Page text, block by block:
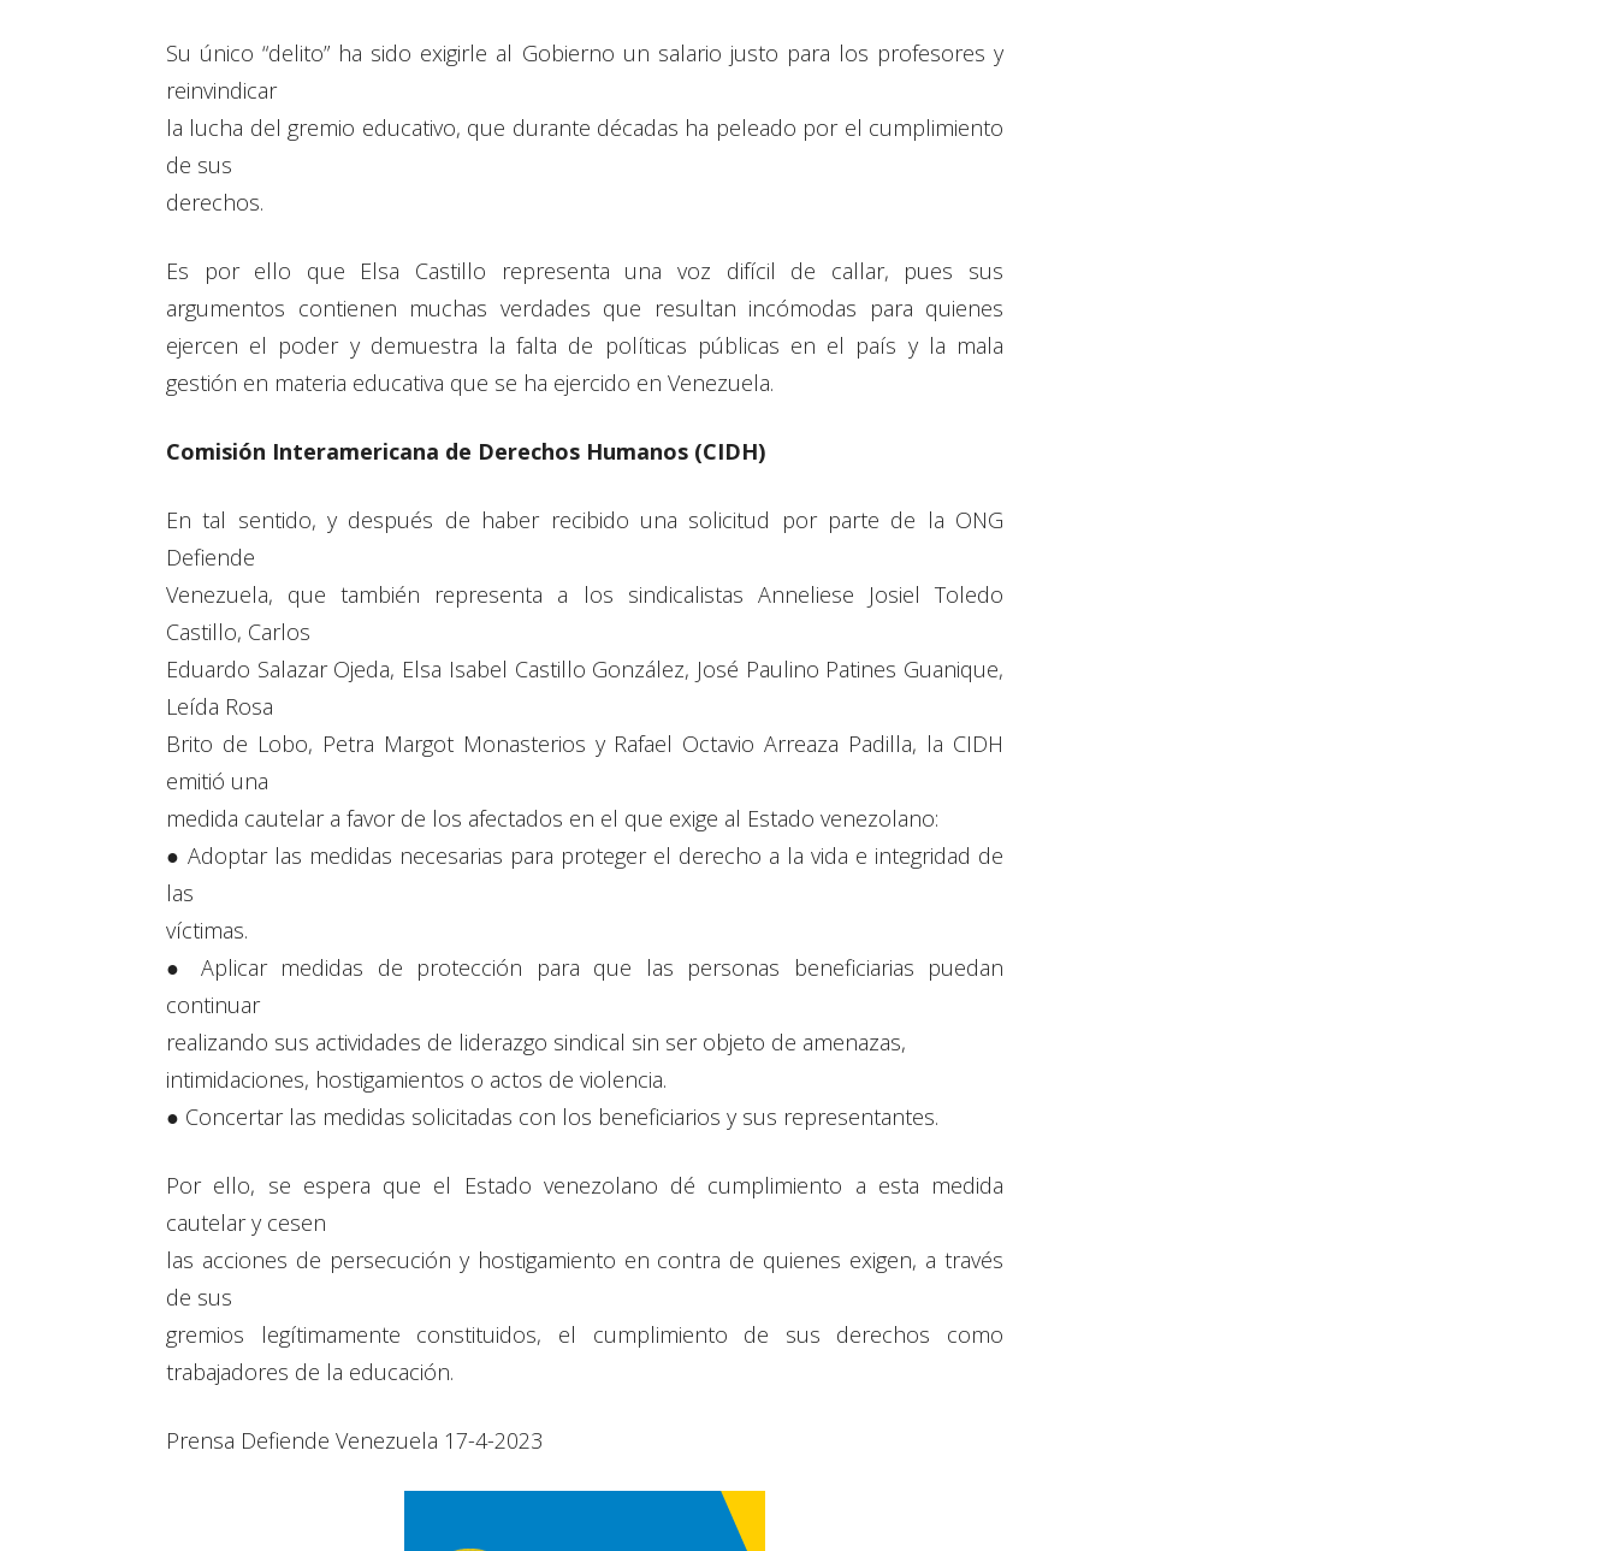
Su único “delito” ha sido exigirle al Gobierno un salario justo para los profesores y
reinvindicar
la lucha del gremio educativo, que durante décadas ha peleado por el cumplimiento
de sus
derechos.
Es por ello que Elsa Castillo representa una voz difícil de callar, pues sus
argumentos contienen muchas verdades que resultan incómodas para quienes
ejercen el poder y demuestra la falta de políticas públicas en el país y la mala
gestión en materia educativa que se ha ejercido en Venezuela.
Comisión Interamericana de Derechos Humanos (CIDH)
En tal sentido, y después de haber recibido una solicitud por parte de la ONG
Defiende
Venezuela, que también representa a los sindicalistas Anneliese Josiel Toledo
Castillo, Carlos
Eduardo Salazar Ojeda, Elsa Isabel Castillo González, José Paulino Patines Guanique,
Leída Rosa
Brito de Lobo, Petra Margot Monasterios y Rafael Octavio Arreaza Padilla, la CIDH
emitió una
medida cautelar a favor de los afectados en el que exige al Estado venezolano:
● Adoptar las medidas necesarias para proteger el derecho a la vida e integridad de
las
víctimas.
● Aplicar medidas de protección para que las personas beneficiarias puedan
continuar
realizando sus actividades de liderazgo sindical sin ser objeto de amenazas,
intimidaciones, hostigamientos o actos de violencia.
● Concertar las medidas solicitadas con los beneficiarios y sus representantes.
Por ello, se espera que el Estado venezolano dé cumplimiento a esta medida
cautelar y cesen
las acciones de persecución y hostigamiento en contra de quienes exigen, a través
de sus
gremios legítimamente constituidos, el cumplimiento de sus derechos como
trabajadores de la educación.
Prensa Defiende Venezuela 17-4-2023